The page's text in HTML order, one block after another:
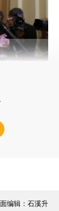
编辑：石溪升